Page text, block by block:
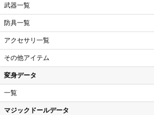
武器一覧
防具一覧
アクセサリ一覧
その他アイテム
変身データ
一覧
マジックドールデータ